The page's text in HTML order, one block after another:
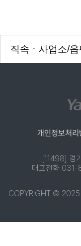
개인정보처리
[11498] 경
대표전화
COPYRIGHT © 2025